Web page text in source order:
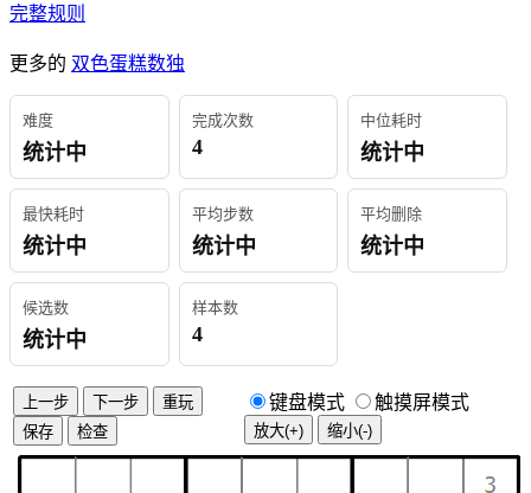
完整规则
更多的 双色蛋糕数独
难度
统计中
完成次数
4
中位耗时
统计中
最快耗时
统计中
平均步数
统计中
平均删除
统计中
候选数
统计中
样本数
4
上一步 下一步
重玩
保存
检查
键盘模式 触摸屏模式
放大(+) 缩小(-)